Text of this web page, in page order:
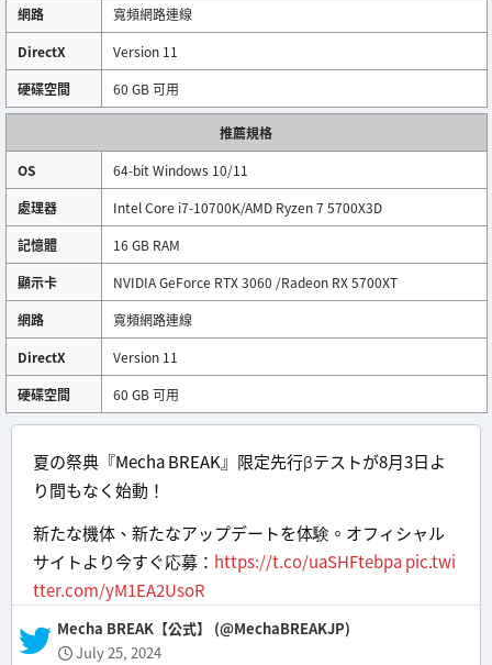
網路
寬頻網路連線
DirectX
Version 11
硬碟空間
60 GB 可用
推薦規格
OS
64-bit Windows 10/11
處理器
Intel Core i7-10700K/AMD Ryzen 7 5700X3D
記憶體
16 GB RAM
顯示卡
NVIDIA GeForce RTX 3060 /Radeon RX 5700XT
網路
寬頻網路連線
DirectX
Version 11
硬碟空間
60 GB 可用
夏の祭典『Mecha BREAK』限定先行βテストが8月3日よ
り間もなく始動！
新たな機体、新たなアップデートを体験。オフィシャル
サイトより今すぐ応募： https://t.co/uaSHFtebpapic.twi
tter.com/yM1EA2UsoR
— Mecha BREAK【公式】 (@MechaBREAKJP)
July 25, 2024